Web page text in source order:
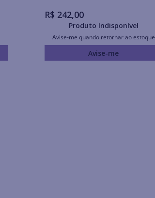
R$ 242,00
Produto Indisponível
Avise-me quando retornar ao estoque
Avise-me